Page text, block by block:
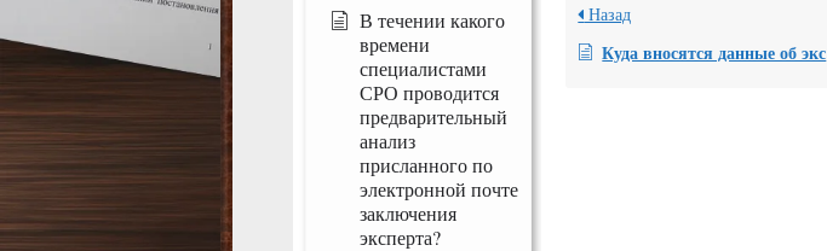
В течении какого
времени
специалистами
СРО проводится
предварительный
анализ
присланного по
электронной почте
заключения
эксперта?
Назад
Куда вносятся данные об эксперте после получения сертификата?